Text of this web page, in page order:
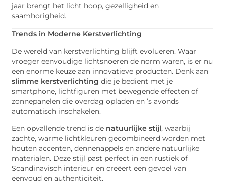
jaar brengt het licht hoop, gezelligheid en
saamhorigheid.
Trends in Moderne Kerstverlichting
De wereld van kerstverlichting blijft evolueren. Waar
vroeger eenvoudige lichtsnoeren de norm waren, is er nu
een enorme keuze aan innovatieve producten. Denk aan
slimme kerstverlichting die je bedient met je
smartphone, lichtfiguren met bewegende effecten of
zonnepanelen die overdag opladen en ’s avonds
automatisch inschakelen.
Een opvallende trend is de natuurlijke stijl, waarbij
zachte, warme lichtkleuren gecombineerd worden met
houten accenten, dennenappels en andere natuurlijke
materialen. Deze stijl past perfect in een rustiek of
Scandinavisch interieur en creëert een gevoel van
eenvoud en authenticiteit.